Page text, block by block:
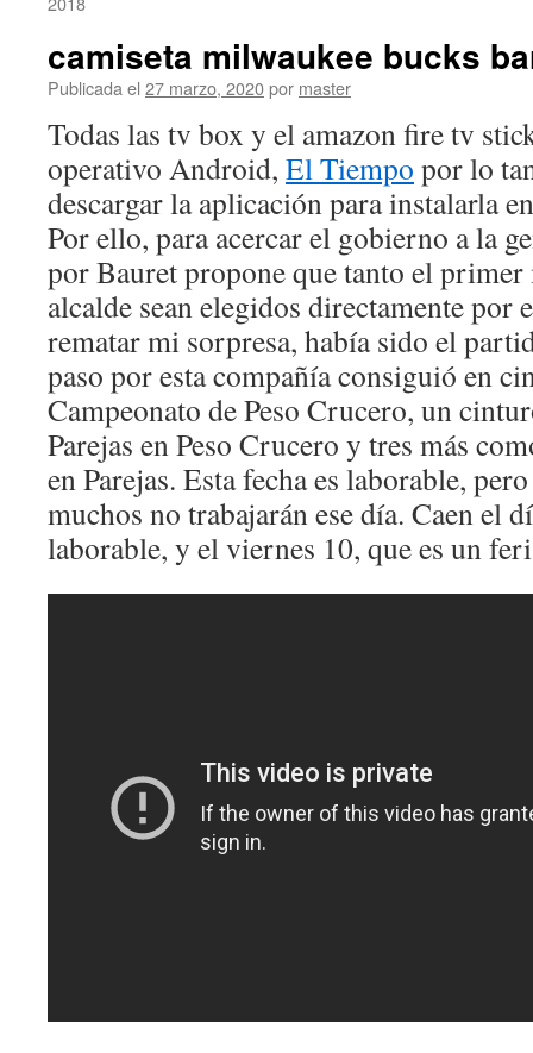
camiseta milwaukee bucks
Publicada el 27 marzo, 2020por master
Todas las tv box y el amazon fire tv
operativo Android, El Tiempo por lo
descargar la aplicación para instalarla
Por ello, para acercar el gobierno a la
por Bauret propone que tanto el
alcalde sean elegidos directamente por
rematar mi sorpresa, había sido el
paso por esta compañía consiguió en
Campeonato de Peso Crucero, un
Parejas en Peso Crucero y tres más
en Parejas. Esta fecha es laborable,
muchos no trabajarán ese día. Caen el
laborable, y el viernes 10, que es un